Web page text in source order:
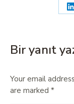
Bir yanıt
Your email
are marked *